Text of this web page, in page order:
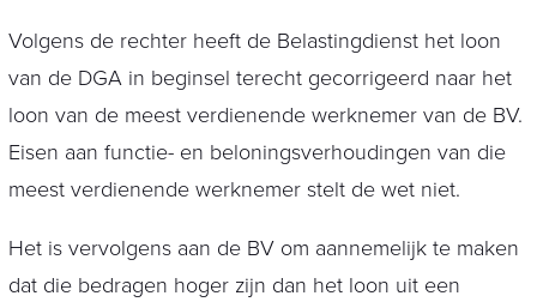
Volgens de rechter heeft de Belastingdienst het loon
van de DGA in beginsel terecht gecorrigeerd naar het
loon van de meest verdienende werknemer van de BV.
Eisen aan functie- en beloningsverhoudingen van die
meest verdienende werknemer stelt de wet niet.
Het is vervolgens aan de BV om aannemelijk te maken
dat die bedragen hoger zijn dan het loon uit een